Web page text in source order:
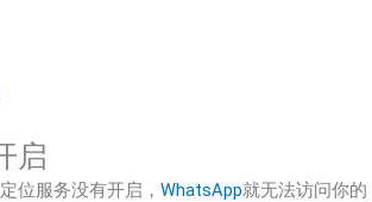
启
位服务没有开启， WhatsApp就无法访问你的